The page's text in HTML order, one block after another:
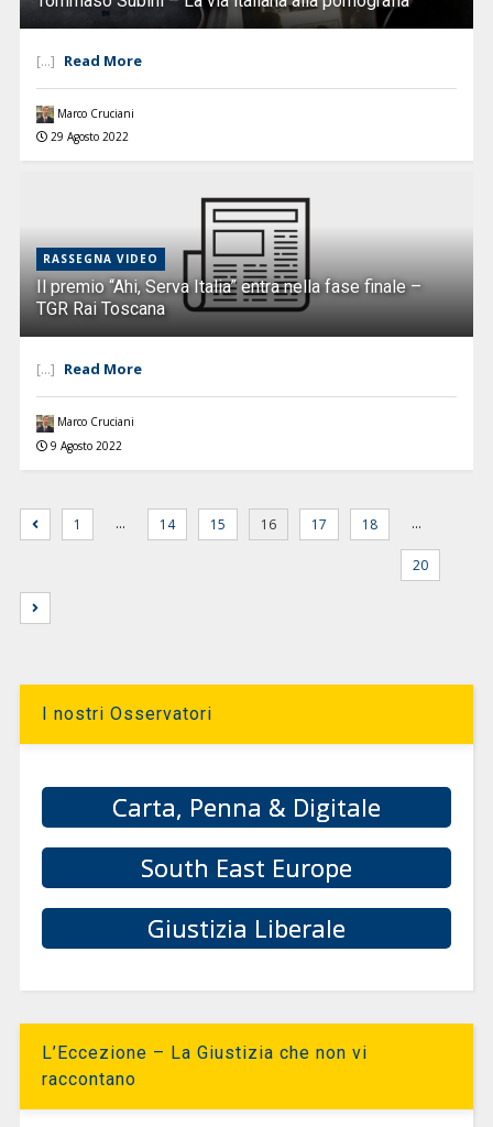
[...] Read More
Marco Cruciani
29 Agosto 2022
RASSEGNA VIDEO
Il premio “Ahi, Serva Italia” entra nella fase finale –
TGR Rai Toscana
[...] Read More
Marco Cruciani
9 Agosto 2022
1 … 14 15 16 17 18 …
20
I nostri Osservatori
Carta, Penna & Digitale
South East Europe
Giustizia Liberale
L’Eccezione – La Giustizia che non vi
raccontano